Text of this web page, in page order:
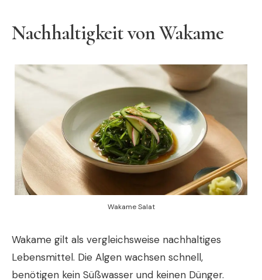
Nachhaltigkeit von Wakame
Wakame Salat
Wakame gilt als vergleichsweise nachhaltiges
Lebensmittel. Die Algen wachsen schnell,
benötigen kein Süßwasser und keinen Dünger.